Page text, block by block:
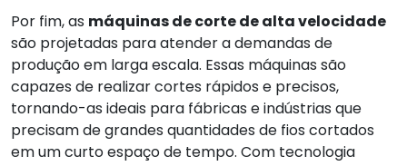
Por fim, as máquinas de corte de alta velocidade
são projetadas para atender a demandas de
produção em larga escala. Essas máquinas são
capazes de realizar cortes rápidos e precisos,
tornando-as ideais para fábricas e indústrias que
precisam de grandes quantidades de fios cortados
em um curto espaço de tempo. Com tecnologia